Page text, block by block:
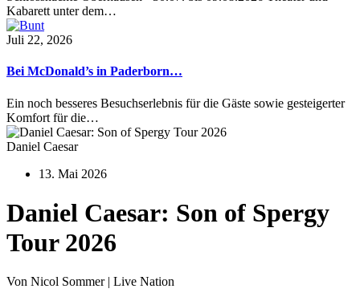
Kabarett unter dem…
Juli 22, 2026
Bei McDonald’s in Paderborn…
Ein noch besseres Besuchserlebnis für die Gäste sowie gesteigerter
Komfort für die…
Daniel Caesar
13. Mai 2026
Daniel Caesar: Son of Spergy
Tour 2026
Von Nicol Sommer | Live Nation